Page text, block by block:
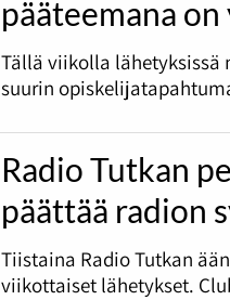
pääteemana on
Tällä viikolla lähetyksissä
suurin
Radio Tutkan
päättää radion
Tiistaina Radio Tutkan
viikottaiset lähetykset.